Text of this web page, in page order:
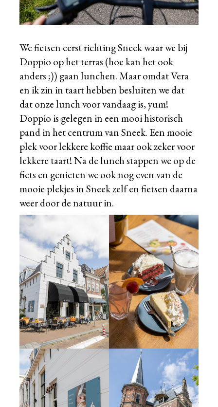
We fietsen eerst richting Sneek waar we bij
Doppio op het terras (hoe kan het ook
anders ;)) gaan lunchen. Maar omdat Vera
en ik zin in taart hebben besluiten we dat
dat onze lunch voor vandaag is, yum!
Doppio is gelegen in een mooi historisch
pand in het centrum van Sneek. Een mooie
plek voor lekkere koffie maar ook zeker voor
lekkere taart! Na de lunch stappen we op de
fiets en genieten we ook nog even van de
mooie plekjes in Sneek zelf en fietsen daarna
weer door de natuur in.